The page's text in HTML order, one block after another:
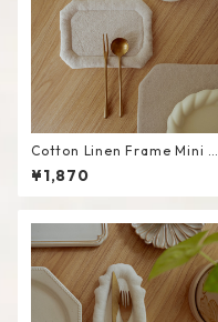
Cotton Linen Frame Mini M
at #Beige
¥1,870